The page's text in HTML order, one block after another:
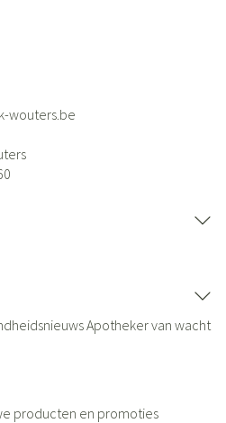
wouters.be
Apotheker van wacht
producten en promoties